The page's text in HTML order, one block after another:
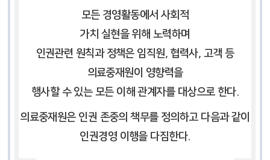
모든 경영활동에서 사회적
가치 실현을 위해 노력하며
인권관련 원칙과 정책은 임직원, 협력사, 고객 등
의료중재원이 영향력을
행사할 수 있는 모든 이해 관계자를 대상으로 한다.
의료중재원은 인권 존중의 책무를 정의하고 다음과 같이
인권경영 이행을 다짐한다.